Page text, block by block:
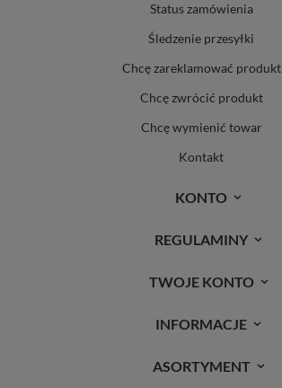
Status zamówienia
Śledzenie przesyłki
Chcę zareklamować produkt
Chcę zwrócić produkt
Chcę wymienić towar
Kontakt
KONTO
REGULAMINY
TWOJE KONTO
INFORMACJE
ASORTYMENT